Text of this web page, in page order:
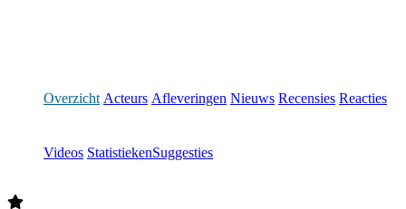
Overzicht Acteurs Afleveringen Nieuws Recensies Reacties
Videos StatistiekenSuggesties